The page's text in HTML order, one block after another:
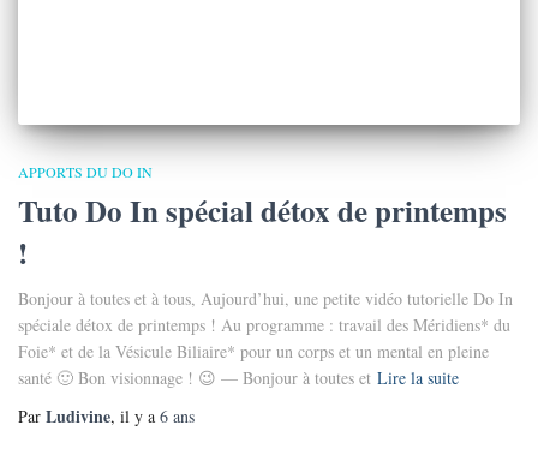
APPORTS DU DO IN
Tuto Do In spécial détox de printemps
!
Bonjour à toutes et à tous, Aujourd’hui, une petite vidéo tutorielle Do In
spéciale détox de printemps ! Au programme : travail des Méridiens* du
Foie* et de la Vésicule Biliaire* pour un corps et un mental en pleine
santé 🙂 Bon visionnage ! 😉 — Bonjour à toutes et Lire la suite
Par Ludivine, il y a 6 ans